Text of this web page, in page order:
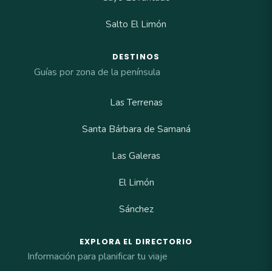
Salto El Limón
DESTINOS
Guías por zona de la península
Las Terrenas
Santa Bárbara de Samaná
Las Galeras
El Limón
Sánchez
EXPLORA EL DIRECTORIO
Información para planificar tu viaje